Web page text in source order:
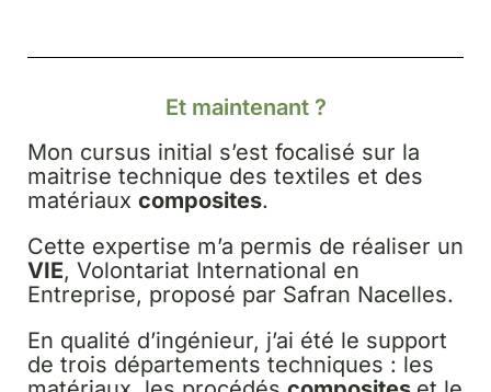
Et maintenant ?
Mon cursus initial s’est focalisé sur la
maitrise technique des textiles et des
matériaux composites.
Cette expertise m’a permis de réaliser un
VIE, Volontariat International en
Entreprise, proposé par Safran Nacelles.
En qualité d’ingénieur, j’ai été le support
de trois départements techniques : les